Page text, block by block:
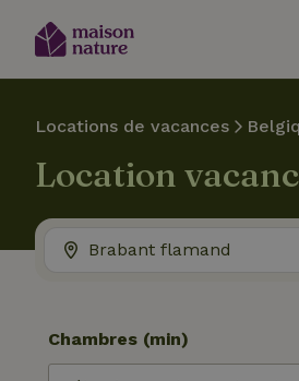
Locations de vacances
Location
Chambres (min)